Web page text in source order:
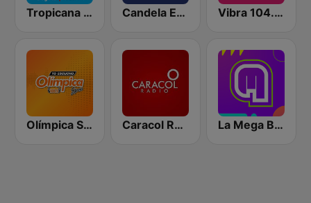
Tropicana Bogotá Candela Estereo 101.9 FM Vibra 104.9 FM
Olímpica Stereo Bogotá 105.9 FM Caracol Radio Medellín La Mega Bogotá